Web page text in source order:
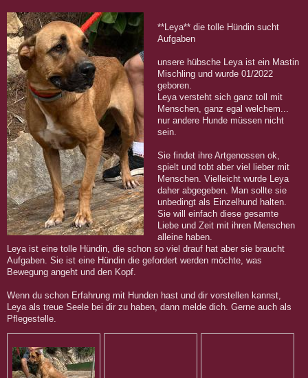
**Leya** die tolle Hündin sucht
Aufgaben
unsere hübsche Leya ist ein Mastin
Mischling und wurde 01/2022
geboren.
Leya versteht sich ganz toll mit
Menschen, ganz egal welchem...
nur andere Hunde müssen nicht
sein.
Sie findet ihre Artgenossen ok,
spielt und tobt aber viel lieber mit
Menschen. Vielleicht wurde Leya
daher abgegeben. Man sollte sie
unbedingt als Einzelhund halten.
Sie will einfach diese gesamte
Liebe und Zeit mit ihren Menschen
alleine haben.
Leya ist eine tolle Hündin, die schon so viel drauf hat aber sie braucht
Aufgaben. Sie ist eine Hündin die gefordert werden möchte, was
Bewegung angeht und den Kopf.
Wenn du schon Erfahrung mit Hunden hast und dir vorstellen kannst,
Leya als treue Seele bei dir zu haben, dann melde dich. Gerne auch als
Pflegestelle.